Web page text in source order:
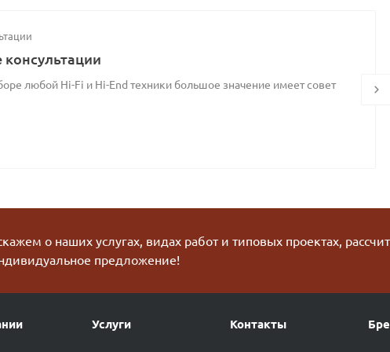
любой Hi-Fi и Hi-End техники большое значение имеет совет
о наших услугах, видах работ и типовых проектах,
предложение!
Услуги Контакты